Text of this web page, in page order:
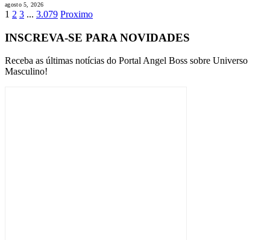
agosto 5, 2026
1 2 3 ... 3.079 Proximo
INSCREVA-SE PARA NOVIDADES
Receba as últimas notícias do Portal Angel Boss sobre Universo
Masculino!